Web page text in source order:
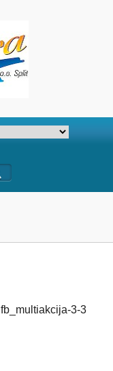
fb_multiakcija-3-3